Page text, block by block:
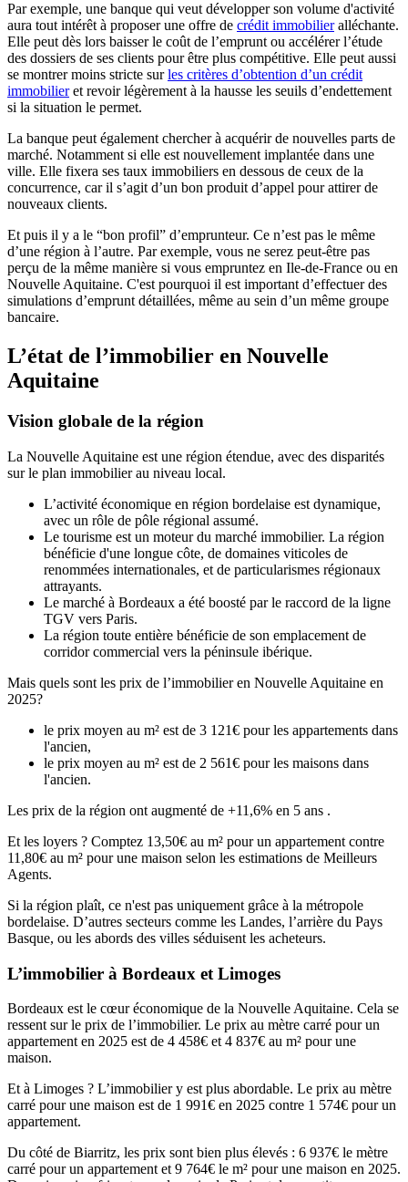
Par exemple, une banque qui veut développer son volume d'activité
aura tout intérêt à proposer une offre de crédit immobilieralléchante.
Elle peut dès lors baisser le coût de l’emprunt ou accélérer l’étude
des dossiers de ses clients pour être plus compétitive. Elle peut aussi
se montrer moins stricte surles critères d’obtention d’un crédit
immobilieret revoir légèrement à la hausse les seuils d’endettement
si la situation le permet.
La banque peut également chercher à acquérir de nouvelles parts de
marché. Notamment si elle est nouvellement implantée dans une
ville. Elle fixera ses taux immobiliers en dessous de ceux de la
concurrence, car il s’agit d’un bon produit d’appel pour attirer de
nouveaux clients.
Et puis il y a le “bon profil” d’emprunteur. Ce n’est pas le même
d’une région à l’autre. Par exemple, vous ne serez peut-être pas
perçu de la même manière si vous empruntez en Ile-de-France ou en
Nouvelle Aquitaine. C'est pourquoi il est important d’effectuer des
simulations d’emprunt détaillées, même au sein d’un même groupe
bancaire.
L’état de l’immobilier en Nouvelle
Aquitaine
Vision globale de la région
La Nouvelle Aquitaine est une région étendue, avec des disparités
sur le plan immobilier au niveau local.
L’activité économique en région bordelaise est dynamique,
avec un rôle de pôle régional assumé.
Le tourisme est un moteur du marché immobilier. La région
bénéficie d'une longue côte, de domaines viticoles de
renommées internationales, et de particularismes régionaux
attrayants.
Le marché à Bordeaux a été boosté par le raccord de la ligne
TGV vers Paris.
La région toute entière bénéficie de son emplacement de
corridor commercial vers la péninsule ibérique.
Mais quels sont les prix de l’immobilier en Nouvelle Aquitaine en
2025?
le prix moyen au m² est de 3 121€ pour les appartements dans
l'ancien,
le prix moyen au m² est de 2 561€ pour les maisons dans
l'ancien.
Les prix de la région ont augmenté de +11,6% en 5 ans .
Et les loyers ? Comptez 13,50€ au m² pour un appartement contre
11,80€ au m² pour une maison selon les estimations de Meilleurs
Agents.
Si la région plaît, ce n'est pas uniquement grâce à la métropole
bordelaise. D’autres secteurs comme les Landes, l’arrière du Pays
Basque, ou les abords des villes séduisent les acheteurs.
L’immobilier à Bordeaux et Limoges
Bordeaux est le cœur économique de la Nouvelle Aquitaine. Cela se
ressent sur le prix de l’immobilier. Le prix au mètre carré pour un
appartement en 2025 est de 4 458€ et 4 837€ au m² pour une
maison.
Et à Limoges ? L’immobilier y est plus abordable. Le prix au mètre
carré pour une maison est de 1 991€ en 2025 contre 1 574€ pour un
appartement.
Du côté de Biarritz, les prix sont bien plus élevés : 6 937€ le mètre
carré pour un appartement et 9 764€ le m² pour une maison en 2025.